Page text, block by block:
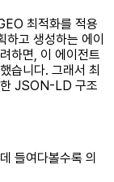
최적화를 적용
고 생성하는 에이
하면, 이 에이전트
습니다. 그래서 최
한 JSON-LD 구조
들여다볼수록 의